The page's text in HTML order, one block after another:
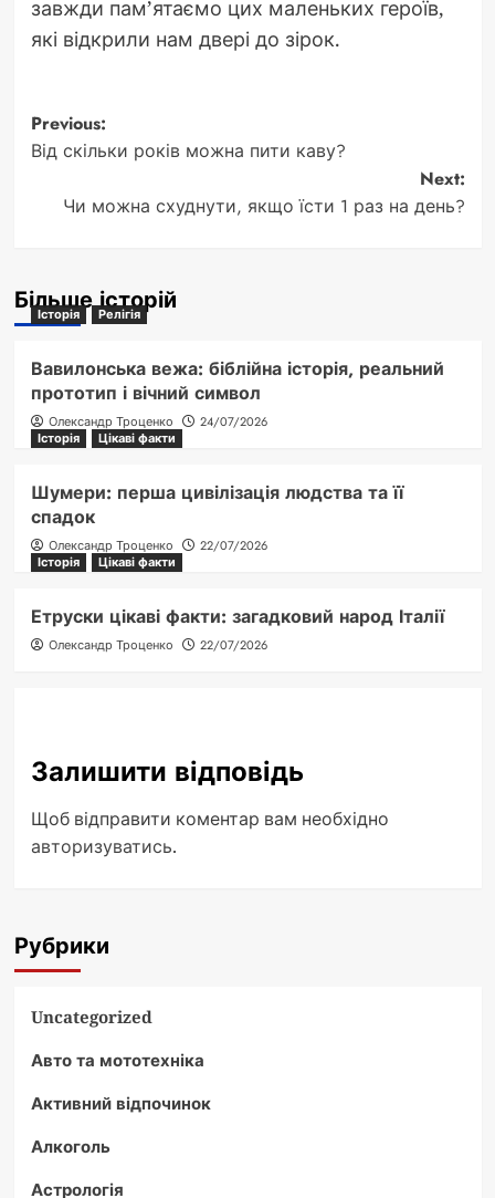
завжди пам’ятаємо цих маленьких героїв,
які відкрили нам двері до зірок.
Post
navigation
Previous:
Від скільки років можна пити каву?
Next:
Чи можна схуднути, якщо їсти 1 раз на день?
Більше історій
Історія Релігія
Вавилонська вежа: біблійна історія, реальний
прототип і вічний символ
Олександр Троценко
24/07/2026
Історія
Цікаві факти
Шумери: перша цивілізація людства та її
спадок
Олександр Троценко
22/07/2026
Історія
Цікаві факти
Етруски цікаві факти: загадковий народ Італії
Олександр Троценко 22/07/2026
Залишити відповідь
Щоб відправити коментар вам необхідно
авторизуватись.
Рубрики
Uncategorized
Авто та мототехніка
Активний відпочинок
Алкоголь
Астрологія